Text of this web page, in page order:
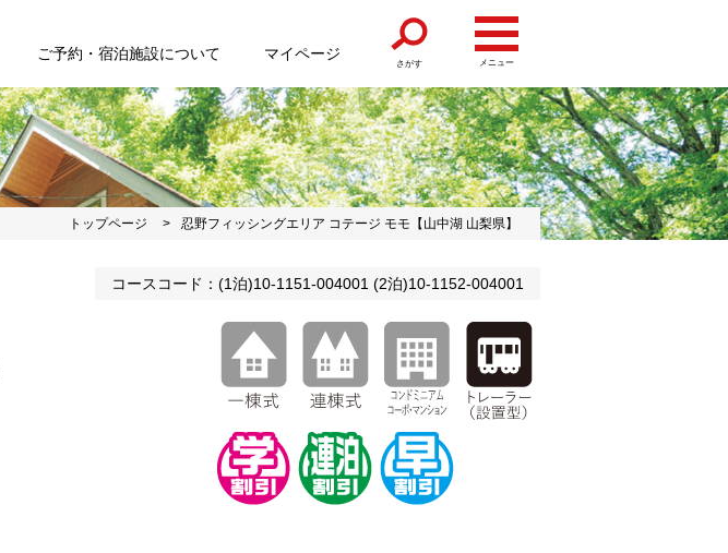
ご予約・宿泊施設について マイページ
さがす メニュー
トップページ 忍野フィッシングエリア コテージ モモ【山中湖 山梨県】
コースコード：(1泊)10-1151-004001 (2泊)10-1152-004001